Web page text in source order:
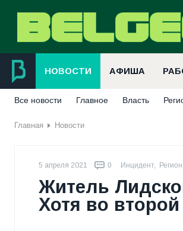
НОВОСТИ АФИША
Все новости Главное Власть
Главная Новости
5 апреля 2021 0 Инцидент, Регион
Житель
Хотя во